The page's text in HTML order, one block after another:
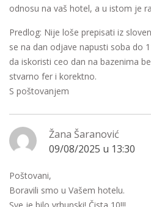
odnosu na vaš hotel, a u istom je
Predlog: Nije loše prepisati iz
se na dan odjave napusti soba do
da iskoristi ceo dan na bazenima
stvarno fer i korektno.
S poštovanjem
Žana Šaranović
09/08/2025 u 13:30
Poštovani,
Boravili smo u Vašem hotelu.